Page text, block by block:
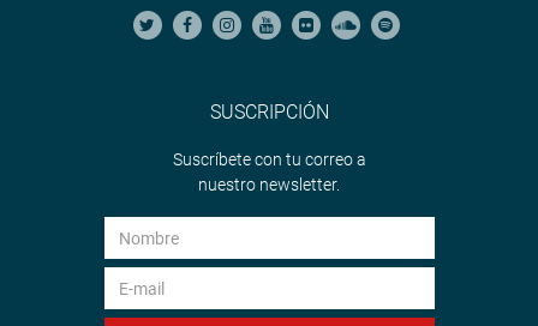
SUSCRIPCIÓN
Suscríbete con tu correo a
nuestro newsletter.